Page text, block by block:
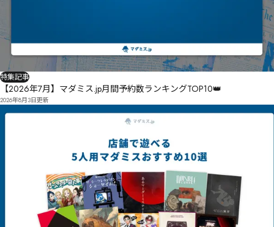
特集記事
【2026年7月】マダミス.jp月間予約数ランキングTOP10👑
2026年8月3日更新